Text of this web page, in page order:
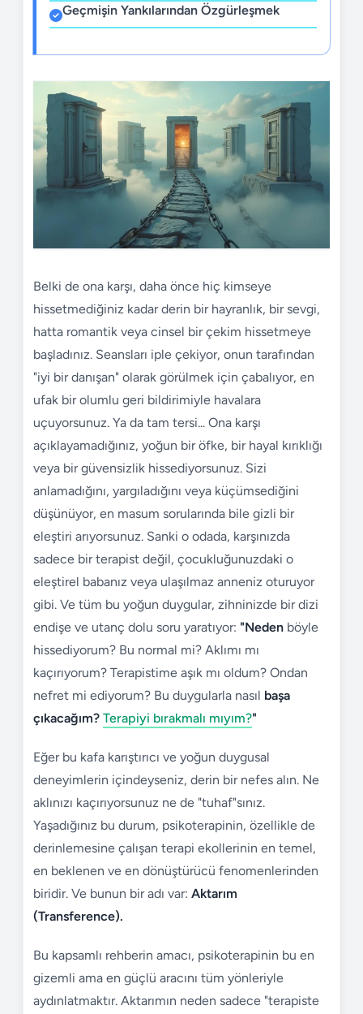
Geçmişin Yankılarından Özgürleşmek
Belki de ona karşı, daha önce hiç kimseye
hissetmediğiniz kadar derin bir hayranlık, bir sevgi,
hatta romantik veya cinsel bir çekim hissetmeye
başladınız. Seansları iple çekiyor, onun tarafından
"iyi bir danışan" olarak görülmek için çabalıyor, en
ufak bir olumlu geri bildirimiyle havalara
uçuyorsunuz. Ya da tam tersi... Ona karşı
açıklayamadığınız, yoğun bir öfke, bir hayal kırıklığı
veya bir güvensizlik hissediyorsunuz. Sizi
anlamadığını, yargıladığını veya küçümsediğini
düşünüyor, en masum sorularında bile gizli bir
eleştiri arıyorsunuz. Sanki o odada, karşınızda
sadece bir terapist değil, çocukluğunuzdaki o
eleştirel babanız veya ulaşılmaz anneniz oturuyor
gibi. Ve tüm bu yoğun duygular, zihninizde bir dizi
endişe ve utanç dolu soru yaratıyor: "Neden böyle
hissediyorum? Bu normal mi? Aklımı mı
kaçırıyorum? Terapistime aşık mı oldum? Ondan
nefret mi ediyorum? Bu duygularla nasıl başa
çıkacağım? Terapiyi bırakmalı mıyım?"
Eğer bu kafa karıştırıcı ve yoğun duygusal
deneyimlerin içindeyseniz, derin bir nefes alın. Ne
aklınızı kaçırıyorsunuz ne de "tuhaf"sınız.
Yaşadığınız bu durum, psikoterapinin, özellikle de
derinlemesine çalışan terapi ekollerinin en temel,
en beklenen ve en dönüştürücü fenomenlerinden
biridir. Ve bunun bir adı var: Aktarım
(Transference).
Bu kapsamlı rehberin amacı, psikoterapinin bu en
gizemli ama en güçlü aracını tüm yönleriyle
aydınlatmaktır. Aktarımın neden sadece "terapiste